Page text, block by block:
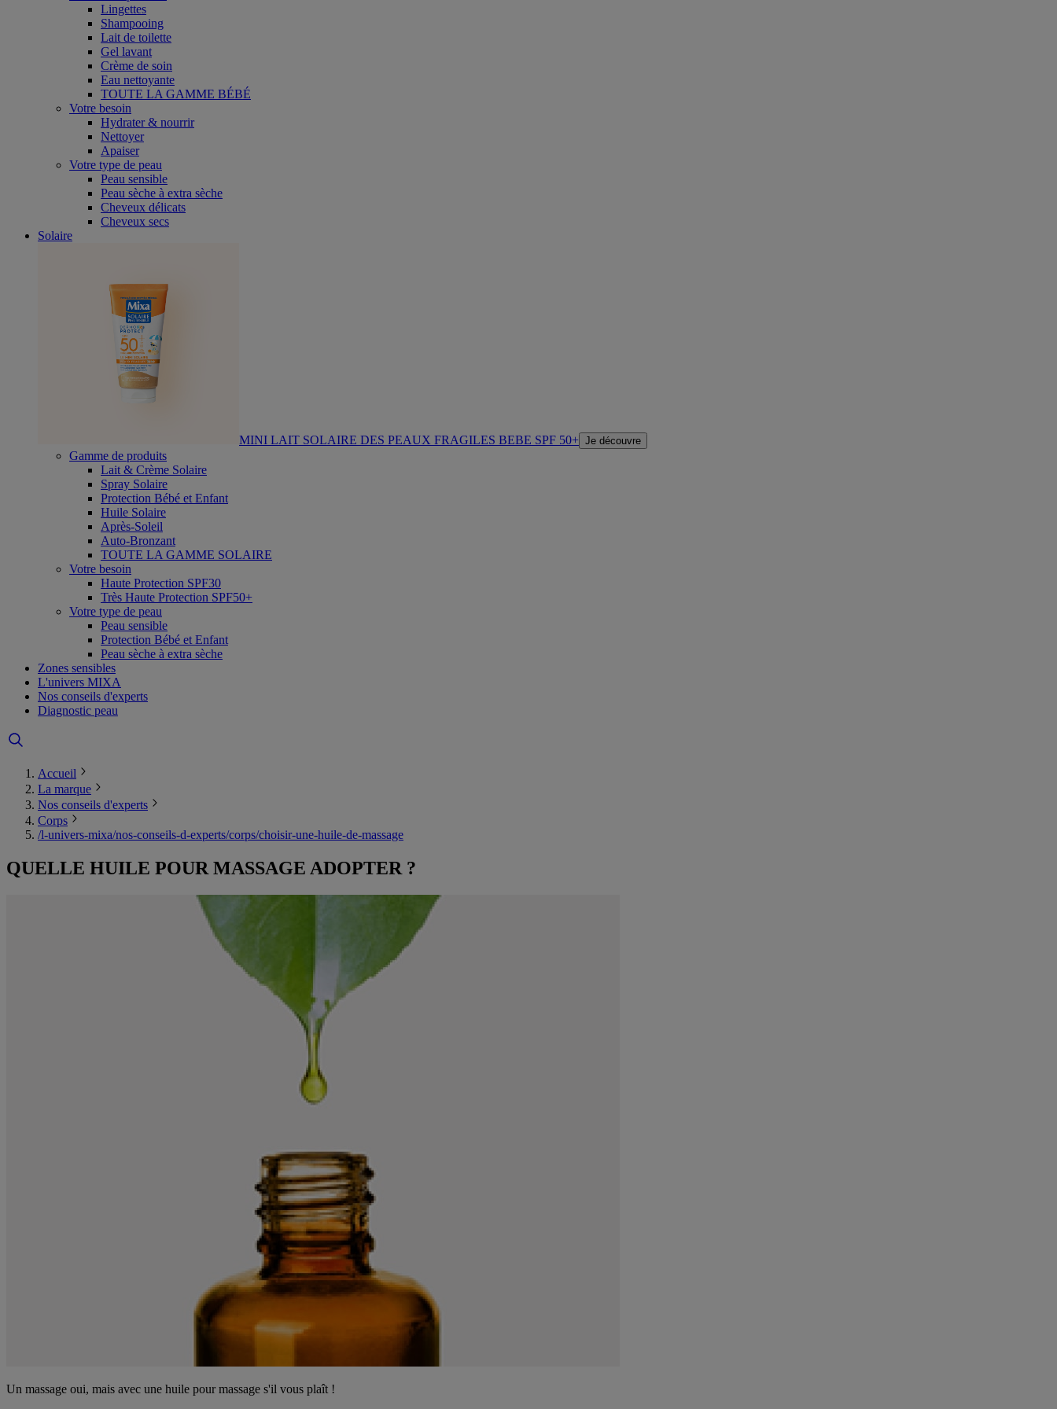
Lingettes
Shampooing
Lait de toilette
Gel lavant
Crème de soin
Eau nettoyante
TOUTE LA GAMME BÉBÉ
Votre besoin
Hydrater & nourrir
Nettoyer
Apaiser
Votre type de peau
Peau sensible
Peau sèche à extra sèche
Cheveux délicats
Cheveux secs
Solaire
MINI LAIT SOLAIRE DES PEAUX FRAGILES BEBE SPF 50+ Je découvre
Gamme de produits
Lait & Crème Solaire
Spray Solaire
Protection Bébé et Enfant
Huile Solaire
Après-Soleil
Auto-Bronzant
TOUTE LA GAMME SOLAIRE
Votre besoin
Haute Protection SPF30
Très Haute Protection SPF50+
Votre type de peau
Peau sensible
Protection Bébé et Enfant
Peau sèche à extra sèche
Zones sensibles
L'univers MIXA
Nos conseils d'experts
Diagnostic peau
Accueil
La marque
Nos conseils d'experts
Corps
/l-univers-mixa/nos-conseils-d-experts/corps/choisir-une-huile-de-massage
QUELLE HUILE POUR MASSAGE ADOPTER ?
Un massage oui, mais avec une huile pour massage s'il vous plaît !